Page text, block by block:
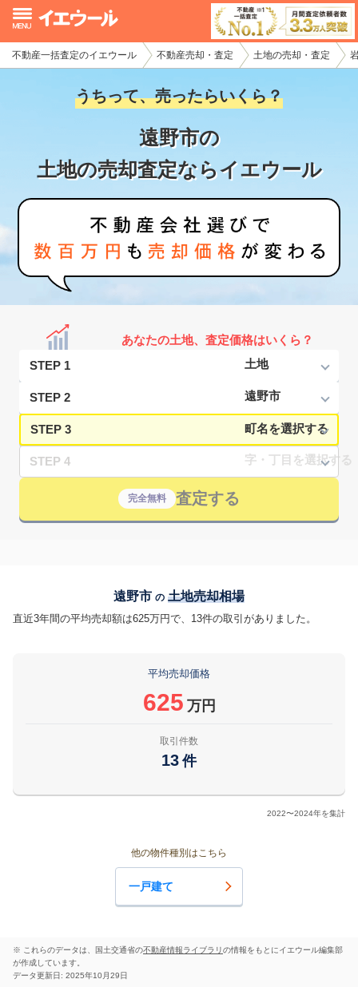
不動産一括査定のイエウール 不動産売却・査定 土地の売却・査定
うちって、売ったらいくら？
遠野市の
土地の売却査定ならイエウール
あなたの土地、査定価格はいくら？
STEP 1
STEP 2
STEP 3
STEP 4
完全無料 査定する
遠野市 の 土地売却相場
直近3年間の平均売却額は625万円で、13件の取引がありました。
平均売却価格
625 万円
取引件数
13 件
2022〜2024年を集計
他の物件種別はこちら
一戸建て
※ これらのデータは、国土交通省の不動産情報ライブラリの情報をもとにイエウール編集部
が作成しています。
データ更新日: 2025年10月29日
イエウール加盟希望の不動産会社様
初めての方へ
不動産の売却・一括査定
家査定シミュレーター
お問い合わせ